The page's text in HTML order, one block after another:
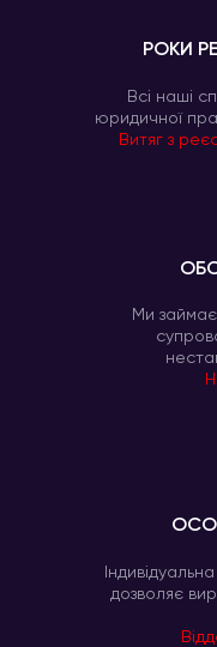
РОКИ
Всі наші
юридичної
Витяг з
дозволяє
Ми